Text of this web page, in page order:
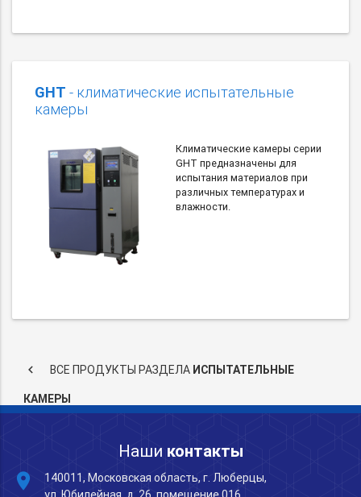
GHT - климатические испытательные
камеры
Климатические камеры серии
GHT предназначены для
испытания материалов при
различных температурах и
влажности.
keyboard_arrow_left ВСЕ ПРОДУКТЫ РАЗДЕЛА ИСПЫТАТЕЛЬНЫЕ
КАМЕРЫ
Наши контакты
place
140011, Московская область, г. Люберцы,